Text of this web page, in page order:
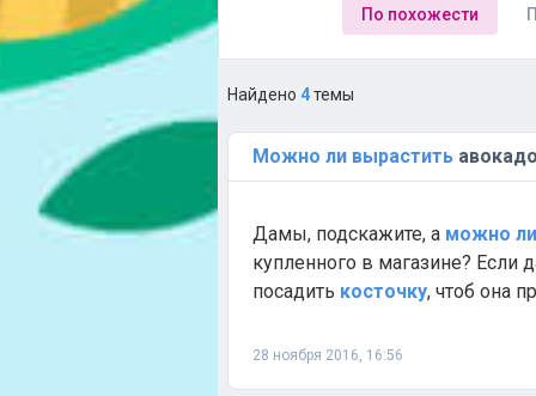
По похожести
Найдено 4темы
Можно ли вырастить
Дамы, подскажите, а можно ли
купленного в магазине? Если
посадить косточку, чтоб она
28 ноября 2016, 16:56